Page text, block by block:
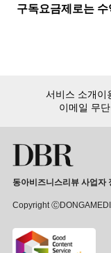
구독요금제로는 수
15,000여 건의 DBR 콘텐
서비스 소개이
이메일 무
동아비즈니스리뷰 사업자
Copyright